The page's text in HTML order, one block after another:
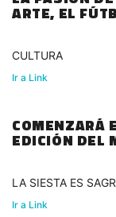
ARTE, EL
CULTURA
Ir a Link
COMENZARÁ
EDICIÓN DEL
LA SIESTA ES
Ir a Link